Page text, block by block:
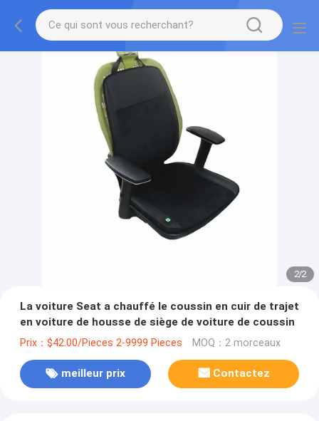
2/2
La voiture Seat a chauffé le coussin en cuir de trajet
en voiture de housse de siège de voiture de coussin
Prix：$42.00/Pieces 2-9999 Pieces MOQ：2 morceaux
meilleur prix Contactez